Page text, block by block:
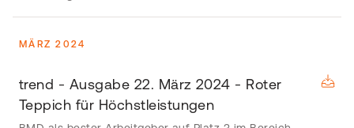
MÄRZ 2024
trend - Ausgabe 22. März 2024 - Roter
Teppich für Höchstleistungen